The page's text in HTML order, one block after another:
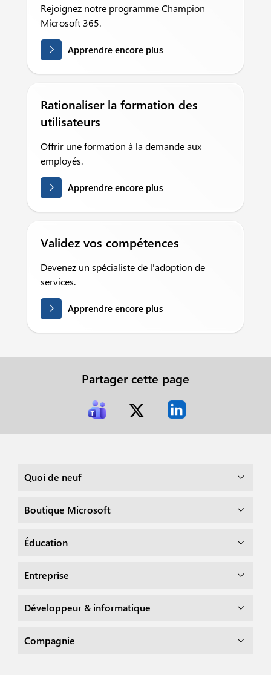
Rejoignez notre programme Champion
Microsoft 365.
Apprendre encore plus
Rationaliser la formation des
utilisateurs
Offrir une formation à la demande aux
employés.
Apprendre encore plus
Validez vos compétences
Devenez un spécialiste de l'adoption de
services.
Apprendre encore plus
Partager cette page
Quoi de neuf
Boutique Microsoft
Éducation
Entreprise
Développeur & informatique
Compagnie